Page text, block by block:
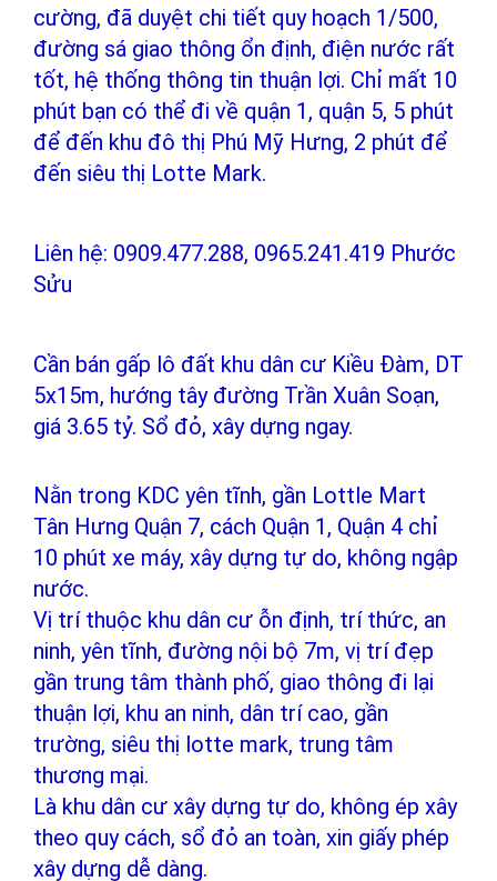
cường, đã duyệt chi tiết quy hoạch 1/500,
đường sá giao thông ổn định, điện nước rất
tốt, hệ thống thông tin thuận lợi. Chỉ mất 10
phút bạn có thể đi về quận 1, quận 5, 5 phút
để đến khu đô thị Phú Mỹ Hưng, 2 phút để
đến siêu thị Lotte Mark.
Liên hệ: 0909.477.288, 0965.241.419 Phước
Sửu
Cần bán gấp lô đất khu dân cư Kiều Đàm, DT
5x15m, hướng tây đường Trần Xuân Soạn,
giá 3.65 tỷ. Sổ đỏ, xây dựng ngay.
Nằn trong KDC yên tĩnh, gần Lottle Mart
Tân Hưng Quận 7, cách Quận 1, Quận 4 chỉ
10 phút xe máy, xây dựng tự do, không ngập
nước.
Vị trí thuộc khu dân cư ỗn định, trí thức, an
ninh, yên tĩnh, đường nội bộ 7m, vị trí đẹp
gần trung tâm thành phố, giao thông đi lại
thuận lợi, khu an ninh, dân trí cao, gần
trường, siêu thị lotte mark, trung tâm
thương mại.
Là khu dân cư xây dựng tự do, không ép xây
theo quy cách, sổ đỏ an toàn, xin giấy phép
xây dựng dễ dàng.